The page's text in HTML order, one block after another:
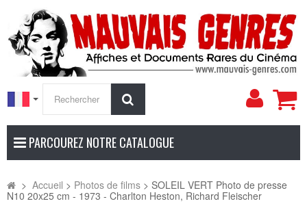
Mon
PARCOUREZ NOTRE CATALOGUE
> Accueil > Photos de films > SOLEIL VERT Photo de presse
N10 20x25 cm - 1973 - Charlton Heston, Richard Fleischer